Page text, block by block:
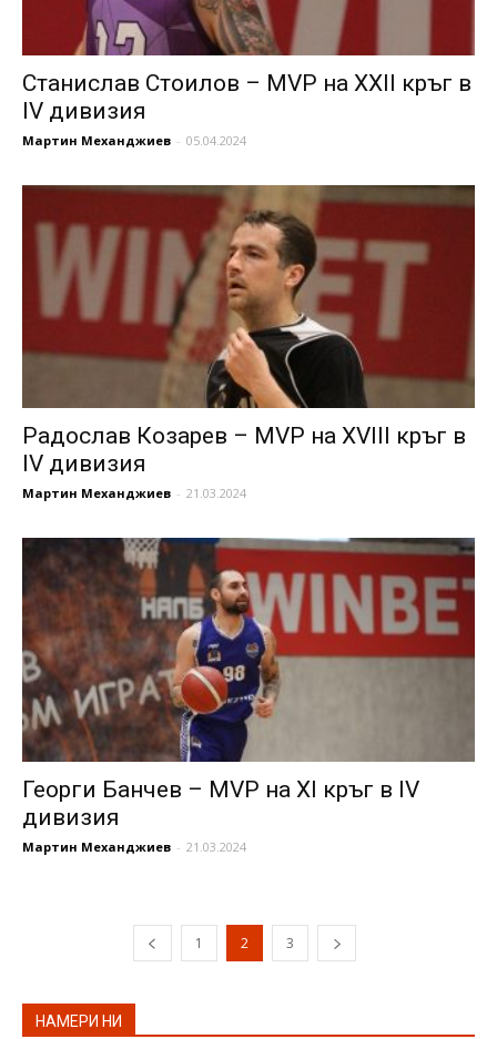
Станислав Стоилов – MVP на XXII кръг в
IV дивизия
Мартин Механджиев - 05.04.2024
Радослав Козарев – MVP на XVIII кръг в
IV дивизия
Мартин Механджиев - 21.03.2024
Георги Банчев – MVP на XI кръг в IV
дивизия
Мартин Механджиев - 21.03.2024
1 2 3
НАМЕРИ НИ